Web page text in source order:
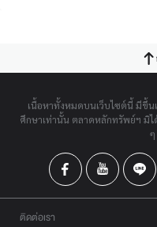
เนื้อหาทั้งหมดบนเว็บไซต์นี้ มีขึ้น
ศึกษาเท่านั้น ตลาดหลักทรัพย์ฯ มิ
ๆ
ติดต่อเรา